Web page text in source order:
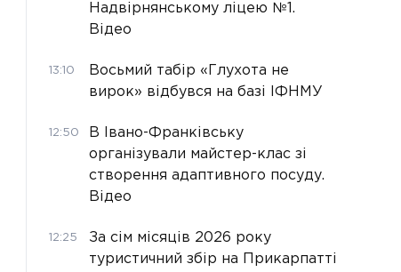
Надвірнянському ліцею №1.
Відео
13:10
Восьмий табір «Глухота не
вирок» відбувся на базі ІФНМУ
12:50
В Івано-Франківську
організували майстер-клас зі
створення адаптивного посуду.
Відео
12:25
За сім місяців 2026 року
туристичний збір на Прикарпатті